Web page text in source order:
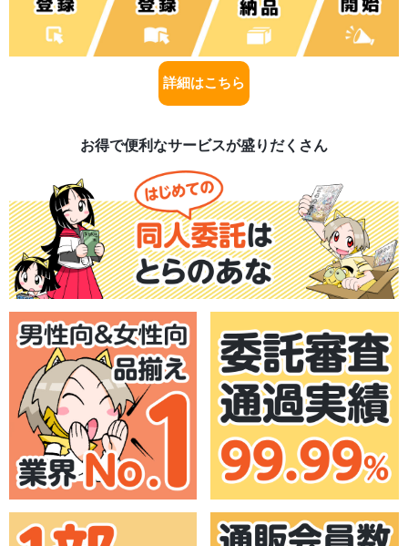
詳細はこちら
お得で便利なサービスが盛りだくさん